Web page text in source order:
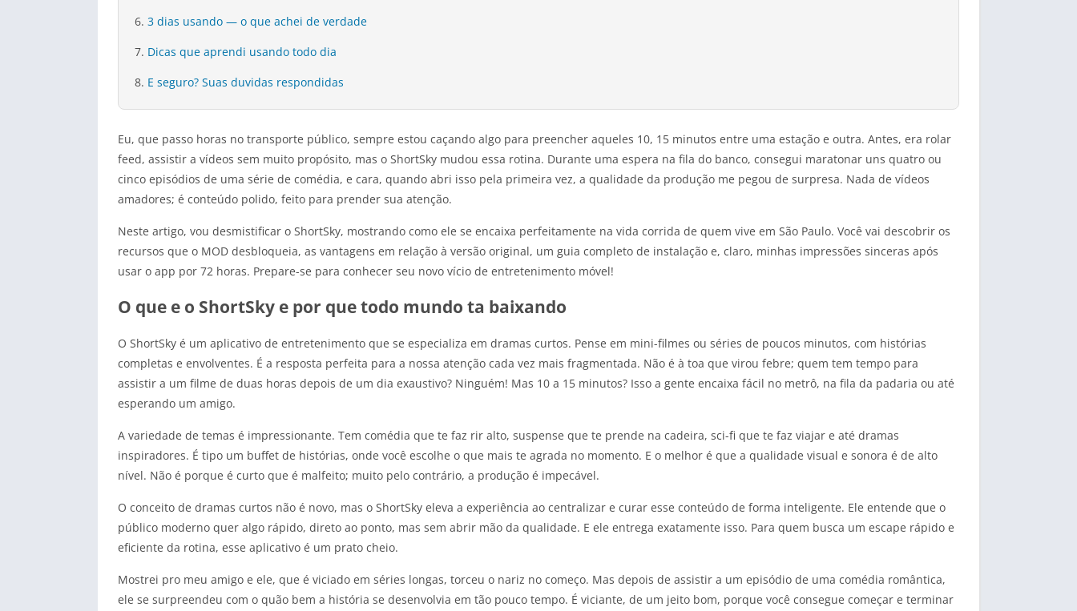
3 dias usando — o que achei de verdade
Dicas que aprendi usando todo dia
E seguro? Suas duvidas respondidas
Eu, que passo horas no transporte público, sempre estou caçando algo para preencher aqueles 10, 15 minutos entre uma estação e outra. Antes, era rolar
feed, assistir a vídeos sem muito propósito, mas o ShortSky mudou essa rotina. Durante uma espera na fila do banco, consegui maratonar uns quatro ou
cinco episódios de uma série de comédia, e cara, quando abri isso pela primeira vez, a qualidade da produção me pegou de surpresa. Nada de vídeos
amadores; é conteúdo polido, feito para prender sua atenção.
Neste artigo, vou desmistificar o ShortSky, mostrando como ele se encaixa perfeitamente na vida corrida de quem vive em São Paulo. Você vai descobrir os
recursos que o MOD desbloqueia, as vantagens em relação à versão original, um guia completo de instalação e, claro, minhas impressões sinceras após
usar o app por 72 horas. Prepare-se para conhecer seu novo vício de entretenimento móvel!
O que e o ShortSky e por que todo mundo ta baixando
O ShortSky é um aplicativo de entretenimento que se especializa em dramas curtos. Pense em mini-filmes ou séries de poucos minutos, com histórias
completas e envolventes. É a resposta perfeita para a nossa atenção cada vez mais fragmentada. Não é à toa que virou febre; quem tem tempo para
assistir a um filme de duas horas depois de um dia exaustivo? Ninguém! Mas 10 a 15 minutos? Isso a gente encaixa fácil no metrô, na fila da padaria ou até
esperando um amigo.
A variedade de temas é impressionante. Tem comédia que te faz rir alto, suspense que te prende na cadeira, sci-fi que te faz viajar e até dramas
inspiradores. É tipo um buffet de histórias, onde você escolhe o que mais te agrada no momento. E o melhor é que a qualidade visual e sonora é de alto
nível. Não é porque é curto que é malfeito; muito pelo contrário, a produção é impecável.
O conceito de dramas curtos não é novo, mas o ShortSky eleva a experiência ao centralizar e curar esse conteúdo de forma inteligente. Ele entende que o
público moderno quer algo rápido, direto ao ponto, mas sem abrir mão da qualidade. E ele entrega exatamente isso. Para quem busca um escape rápido e
eficiente da rotina, esse aplicativo é um prato cheio.
Mostrei pro meu amigo e ele, que é viciado em séries longas, torceu o nariz no começo. Mas depois de assistir a um episódio de uma comédia romântica,
ele se surpreendeu com o quão bem a história se desenvolvia em tão pouco tempo. É viciante, de um jeito bom, porque você consegue começar e terminar